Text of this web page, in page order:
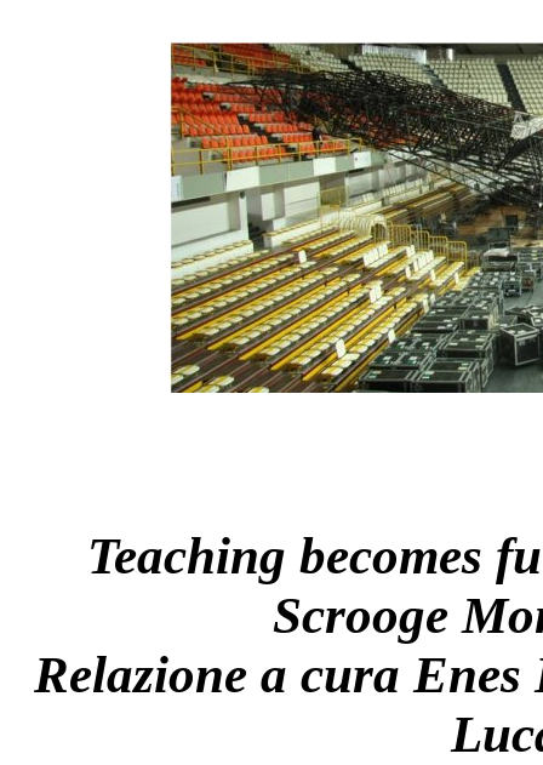
Teaching becomes
Scrooge
Relazione a cura